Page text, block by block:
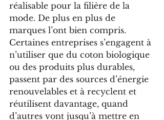
réalisable pour la filière de la
mode. De plus en plus de
marques l’ont bien compris.
Certaines entreprises s’engagent à
n’utiliser que du coton biologique
ou des produits plus durables,
passent par des sources d’énergie
renouvelables et à recyclent et
réutilisent davantage, quand
d’autres vont jusqu’à mettre en